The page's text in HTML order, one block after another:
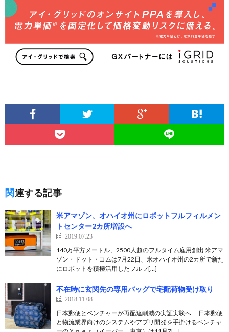
関連する記事
米アマゾン、オハイオ州にロボットフルフィルメン
トセンター2カ所増設へ
2019.07.23
140万平方メートル、2500人超のフルタイム雇用創出 米アマ
ゾン・ドット・コムは7月22日、米オハイオ州の2カ所で新た
にロボットを積極活用したフルフ[…]
不在時に玄関先の専用バッグで宅配荷物受け取り
2018.11.08
日本郵便とベンチャーが再配達削減の実証実験へ 日本郵便
と物流業界向けのシステムやアプリ開発を手掛けるベンチャ